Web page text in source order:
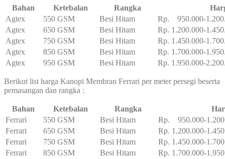
Bahan Ketebalan Rangka
Agtex
550 GSM Besi Hitam
Rp. 950.000-
Agtex
650 GSM Besi Hitam
Rp. 1.200.000-
Agtex
750 GSM Besi Hitam
Rp. 1.450.000-
Agtex
850 GSM Besi Hitam
Rp. 1.700.000-
Agtex
950 GSM Besi Hitam Rp. 1.950.000-
Berikut list harga Kanopi Membran Ferrari per meter persegi beserta
pemasangan dan rangka :
Bahan Ketebalan Rangka
Ferrari
550 GSM Besi Hitam
Rp. 950.000-
Ferrari
650 GSM Besi Hitam
Rp. 1.200.000-
Ferrari
750 GSM Besi Hitam
Rp. 1.450.000-
Ferrari
850 GSM Besi Hitam
Rp. 1.700.000-